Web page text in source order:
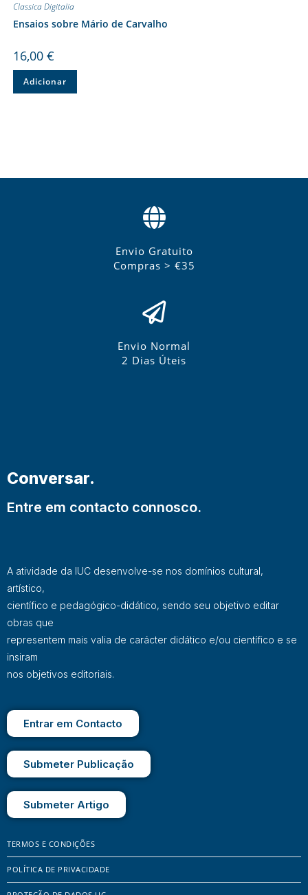
Classica Digitalia
Ensaios sobre Mário de Carvalho
16,00 €
Adicionar
Envio Gratuito
Compras > €35
Envio Normal
2 Dias Úteis
Conversar.
Entre em contacto connosco.
A atividade da IUC desenvolve-se nos domínios cultural,
artístico,
científico e pedagógico-didático, sendo seu objetivo editar
obras que
representem mais valia de carácter didático e/ou científico e se
insiram
nos objetivos editoriais.
Entrar em Contacto
Submeter Publicação
Submeter Artigo
TERMOS E CONDIÇÕES
POLÍTICA DE PRIVACIDADE